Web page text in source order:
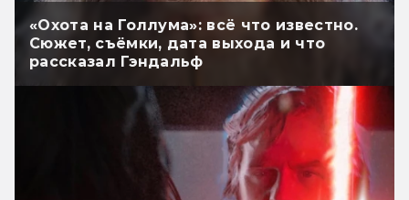
«Охота на Голлума»: всё что известно.
Сюжет, съёмки, дата выхода и что
рассказал Гэндальф